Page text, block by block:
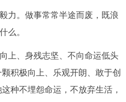
力。做事常常半途而废，既浪
么。
上、身残志坚、不向命运低头
积极向上、乐观开朗、敢于创
种不埋怨命运，不放弃生活，